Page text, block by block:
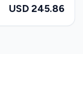
USD 245.86